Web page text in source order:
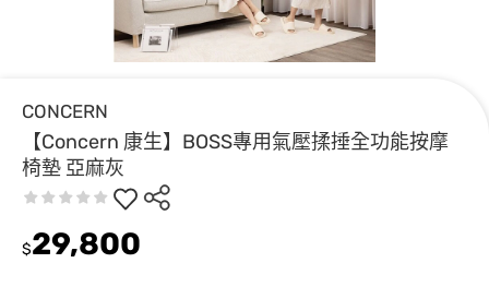
CONCERN
【Concern 康生】BOSS專用氣壓揉捶全功能按摩
椅墊 亞麻灰
$29,800